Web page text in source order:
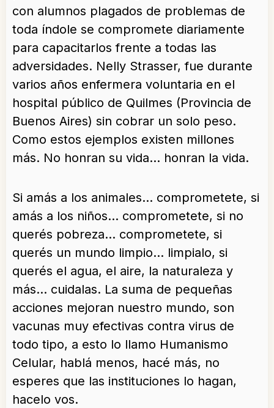
con alumnos plagados de problemas de
toda índole se compromete diariamente
para capacitarlos frente a todas las
adversidades. Nelly Strasser, fue durante
varios años enfermera voluntaria en el
hospital público de Quilmes (Provincia de
Buenos Aires) sin cobrar un solo peso.
Como estos ejemplos existen millones
más. No honran su vida… honran la vida.
Si amás a los animales… comprometete, si
amás a los niños… comprometete, si no
querés pobreza… comprometete, si
querés un mundo limpio… limpialo, si
querés el agua, el aire, la naturaleza y
más… cuidalas. La suma de pequeñas
acciones mejoran nuestro mundo, son
vacunas muy efectivas contra virus de
todo tipo, a esto lo llamo Humanismo
Celular, hablá menos, hacé más, no
esperes que las instituciones lo hagan,
hacelo vos.